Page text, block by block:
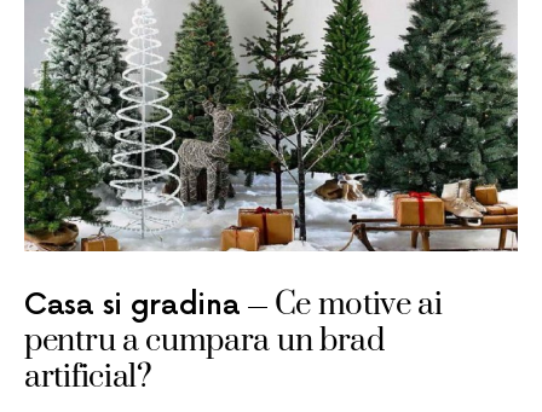
Casa si gradina
Ce motive ai
pentru a cumpara un brad
artificial?